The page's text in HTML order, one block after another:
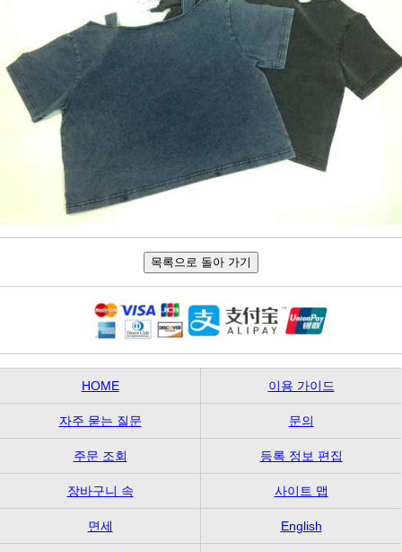
HOME 이용 가이드
자주 묻는 질문 문의
주문 조회 등록 정보 편집
장바구니 속 사이트 맵
면세 English